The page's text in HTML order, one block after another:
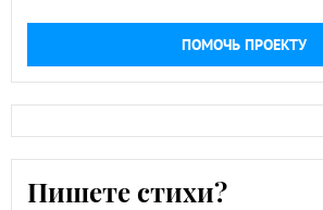
ПОМОЧЬ ПРОЕКТУ
Пишете стихи?